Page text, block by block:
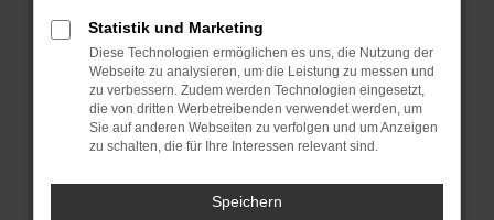
Stelle sicher, dass dein Browser und dein
Betriebssystem auf dem neuesten Stand
sind.
Veraltete Software birgt nicht nur ein
Sicherheitsrisiko, sondern kann auch dazu
führen, dass bestimmte Funktionen nicht
mehr unterstützt werden.
Statistik und Marketing
Diese Technologien ermöglichen es uns, die Nutzung der
Webseite zu analysieren, um die Leistung zu messen und
zu verbessern. Zudem werden Technologien eingesetzt,
die von dritten Werbetreibenden verwendet werden, um
Sie auf anderen Webseiten zu verfolgen und um Anzeigen
zu schalten, die für Ihre Interessen relevant sind.
Speichern